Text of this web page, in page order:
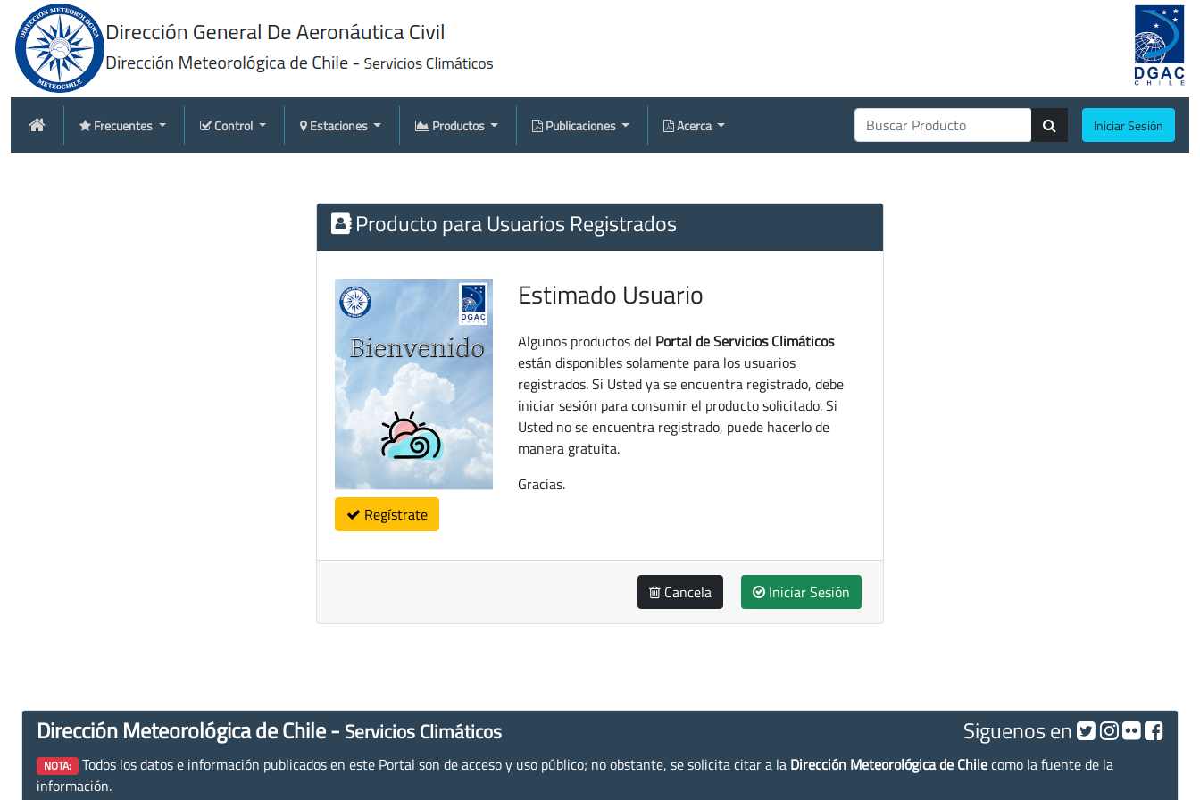
Frecuentes Control Estaciones Productos Publicaciones Acerca Iniciar Sesión
Producto para Usuarios Registrados
Regístrate
Estimado Usuario
Algunos productos del Portal de Servicios Climáticos
están disponibles solamente para los usuarios
registrados. Si Usted ya se encuentra registrado, debe
iniciar sesión para consumir el producto solicitado. Si
Usted no se encuentra registrado, puede hacerlo de
manera gratuita.
Gracias.
Cancela Iniciar Sesión
Dirección Meteorológica de Chile - Servicios Climáticos Siguenos en
NOTA: Todos los datos e información publicados en este Portal son de acceso y uso público; no obstante, se solicita citar a la Dirección Meteorológica de Chilecomo la fuente de la
información.